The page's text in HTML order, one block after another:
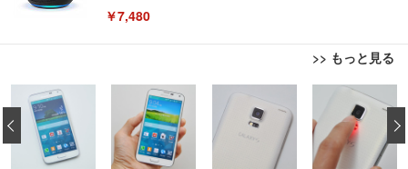
￥7,480
>> もっと見る
[EdoErgo] オフィスチェア 椅子 テレワーク 疲れな
い 跳ね上げ式アームレスト コンパクト 約105度ロッ
キング pc 事務椅子 360度回転 座面昇降 強化ナイロ
ン樹脂ベース 通気性メッシュ 在宅ワーク H-WY01
(黒網+黒枠+黒足)
￥5,699
EIZO ビジネス向けプレミアムモニター | FlexScan
EV3240X-WT | 31.5型4K UHD・USB Type-C・ホワ
イト
￥105,595
Amazonベーシック ペットシーツ 薄型 レギュラー 1
回使い捨て 無香料 ホワイト 300枚
￥3,373
‹